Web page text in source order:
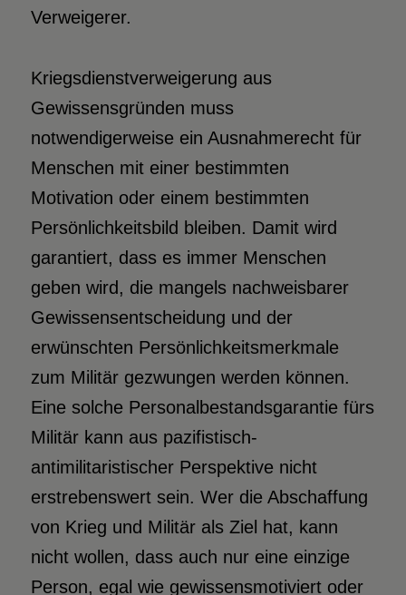
Verweigerer.
Kriegsdienstverweigerung aus
Gewissensgründen muss
notwendigerweise ein Ausnahmerecht für
Menschen mit einer bestimmten
Motivation oder einem bestimmten
Persönlichkeitsbild bleiben. Damit wird
garantiert, dass es immer Menschen
geben wird, die mangels nachweisbarer
Gewissensentscheidung und der
erwünschten Persönlichkeitsmerkmale
zum Militär gezwungen werden können.
Eine solche Personalbestandsgarantie fürs
Militär kann aus pazifistisch-
antimilitaristischer Perspektive nicht
erstrebenswert sein. Wer die Abschaffung
von Krieg und Militär als Ziel hat, kann
nicht wollen, dass auch nur eine einzige
Person, egal wie gewissensmotiviert oder